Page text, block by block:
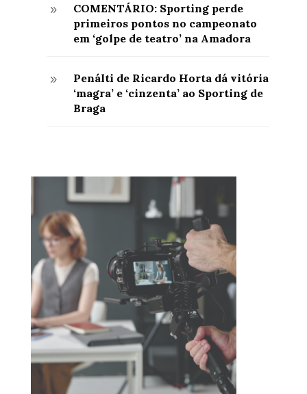
9
COMENTÁRIO: Sporting perde
primeiros pontos no campeonato
em ‘golpe de teatro’ na Amadora
9
Penálti de Ricardo Horta dá vitória
‘magra’ e ‘cinzenta’ ao Sporting de
Braga